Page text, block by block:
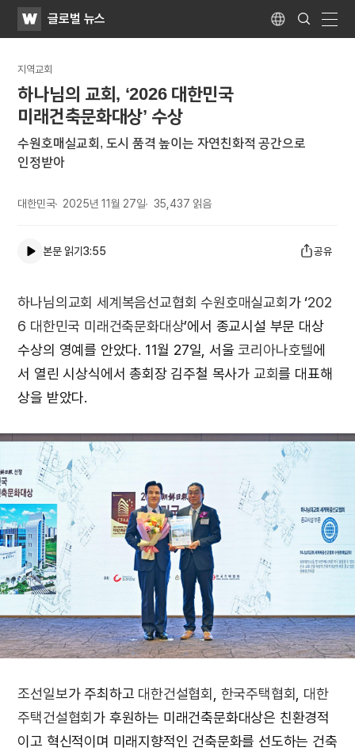
WATV글로벌 뉴스 Language
Search
Submit
지역교회
하나님의 교회, ‘2026 대한민국
미래건축문화대상’ 수상
수원호매실교회, 도시 품격 높이는 자연친화적 공간으로
인정받아
대한민국 2025년 11월 27일 35,437 읽음
본문 읽기3:55 공유
하나님의교회 세계복음선교협회 수원호매실교회 가 ‘202
6 대한민국 미래건축문화대상’에서 종교시설 부문 대상
수상의 영예를 안았다. 11월 27일, 서울코리아나호텔에
서 열린 시상식에서 총회장 김주철 목사가 교회를 대표해
상을 받았다.
조선일보가 주최하고 대한건설협회 한국주택협회 대한
주택건설협회가 후원하는 미래건축문화대상은 친환경적
이고 혁신적이며 미래지향적인 건축문화를 선도하는 건축